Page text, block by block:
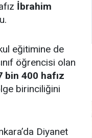
İbrahim
eğitimine de
öğrencisi olan
bin 400 hafız
birinciliğini
Diyanet